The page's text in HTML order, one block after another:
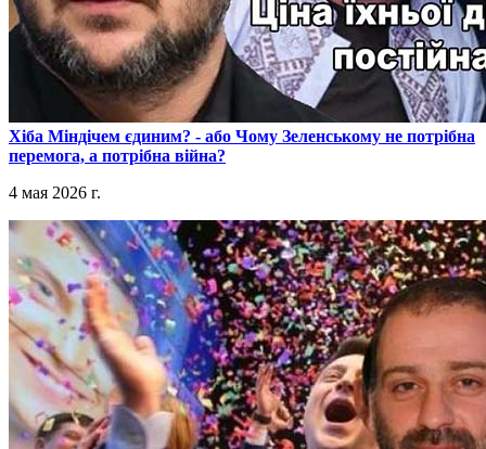
​Хіба Міндічем єдиним? - або Чому Зеленському не потрібна
перемога, а потрібна війна?
4 мая 2026 г.